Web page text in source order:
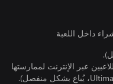
داخل اللعبة
عبر الإنترنت لممارستها